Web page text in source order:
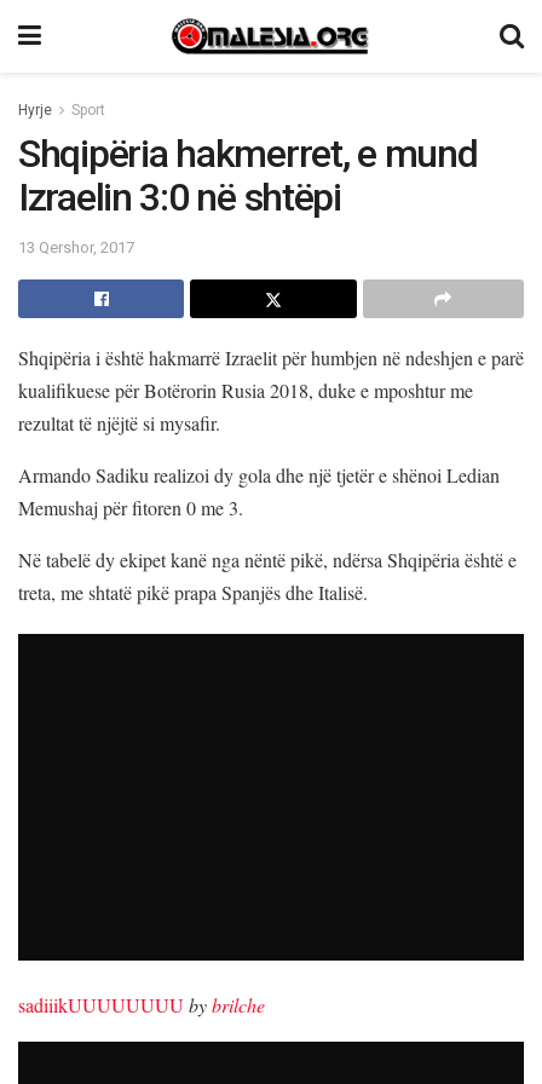
Hyrje Sport
Shqipëria hakmerret, e mund
Izraelin 3:0 në shtëpi
13 Qershor, 2017
Shqipëria i është hakmarrë Izraelit për humbjen në ndeshjen e parë
kualifikuese për Botërorin Rusia 2018, duke e mposhtur me
rezultat të njëjtë si mysafir.
Armando Sadiku realizoi dy gola dhe një tjetër e shënoi Ledian
Memushaj për fitoren 0 me 3.
Në tabelë dy ekipet kanë nga nëntë pikë, ndërsa Shqipëria është e
treta, me shtatë pikë prapa Spanjës dhe Italisë.
sadiiikUUUUUUUU bybrilche